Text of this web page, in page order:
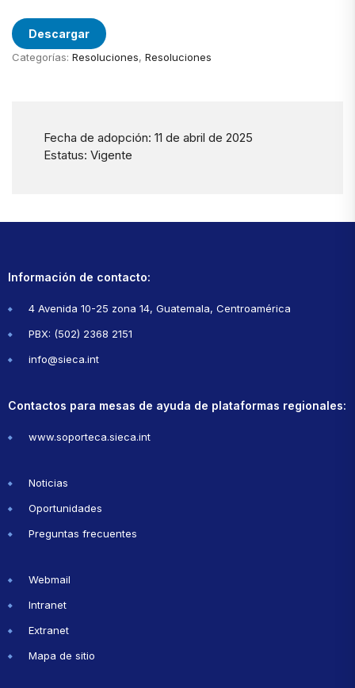
Descargar
Categorías: Resoluciones, Resoluciones
Fecha de adopción: 11 de abril de 2025
Estatus: Vigente
Información de contacto:
4 Avenida 10-25 zona 14, Guatemala, Centroamérica
PBX: (502) 2368 2151
info@sieca.int
Contactos para mesas de ayuda de plataformas regionales:
www.soporteca.sieca.int
Noticias
Oportunidades
Preguntas frecuentes
Webmail
Intranet
Extranet
Mapa de sitio